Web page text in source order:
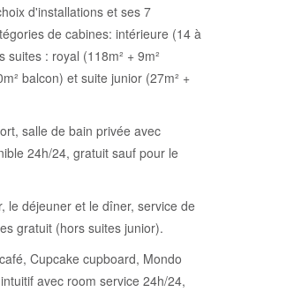
d'installations et ses 7
de cabines: intérieure (14 à
: royal (118m² + 9m²
balcon) et suite junior (27m² +
salle de bain privée avec
24h/24, gratuit sauf pour le
le déjeuner et le dîner, service de
gratuit (hors suites junior).
Cupcake cupboard, Mondo
avec room service 24h/24,